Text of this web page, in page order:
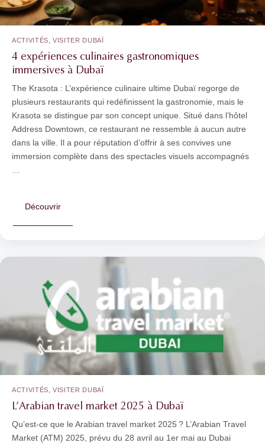
4 expériences culinaires gastronomiques
immersives à Dubaï
The Krasota : L’expérience culinaire ultime Dubaï regorge de
plusieurs restaurants qui redéfinissent la gastronomie, mais le
Krasota se distingue par son concept unique. Situé dans l’hôtel
Address Downtown, ce restaurant ne ressemble à aucun autre
dans la ville. Il a pour réputation d’offrir à ses convives une
immersion complète dans des spectacles visuels accompagnés
Découvrir
ACTIVITÉS,VISITER DUBAÏ
L’Arabian travel market 2025 à Dubaï
Qu’est-ce que le Arabian travel market 2025 ? L’Arabian Travel
Market (ATM) 2025, prévu du 28 avril au 1er mai au Dubai
ACTIVITÉS,VISITER DUBAÏ